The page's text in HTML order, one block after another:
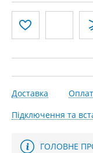
Доставка
Підключення та
ГОЛОВНЕ